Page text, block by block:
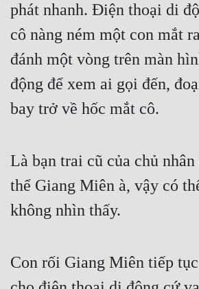
phát nhanh. Điện thoại di
cô nàng ném một con mắt
đánh một vòng trên màn
động để xem ai gọi đến,
bay trở về hốc mắt cô.
Là bạn trai cũ của chủ
thể Giang Miên à, vậy có
không nhìn thấy.
Con rối Giang Miên tiếp